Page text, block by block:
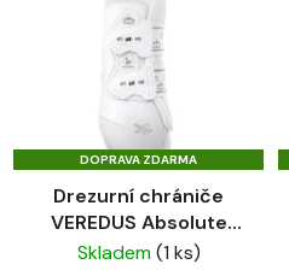
DOPRAVA ZDARMA
Drezurní chrániče
VEREDUS Absolute
elastic bílé přední
Skladem(1 ks)